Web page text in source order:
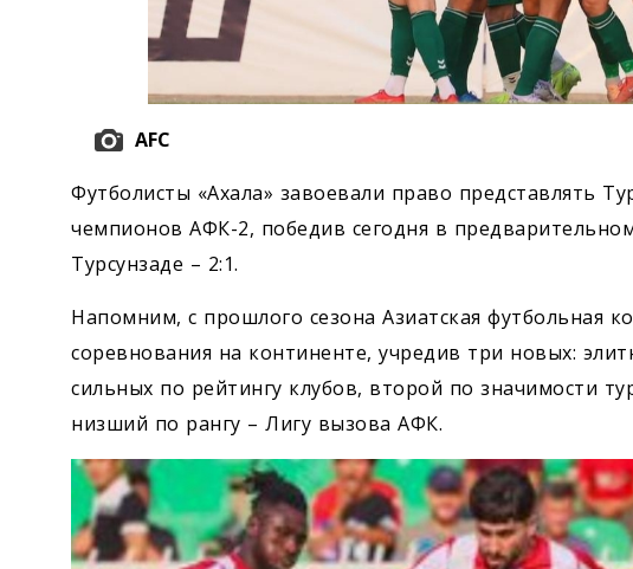
AFC
Футболисты «Ахала» завоевали право представлять
чемпионов АФК-2, победив сегодня в
Турсунзаде – 2:1.
Напомним, с прошлого сезона Азиатская футбольная
соревнования на континенте, учредив три новых:
сильных по рейтингу клубов, второй по значимости
низший по рангу – Лигу вызова АФК.